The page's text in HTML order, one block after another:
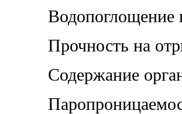
Водопоглощение
Прочность на
Содержание